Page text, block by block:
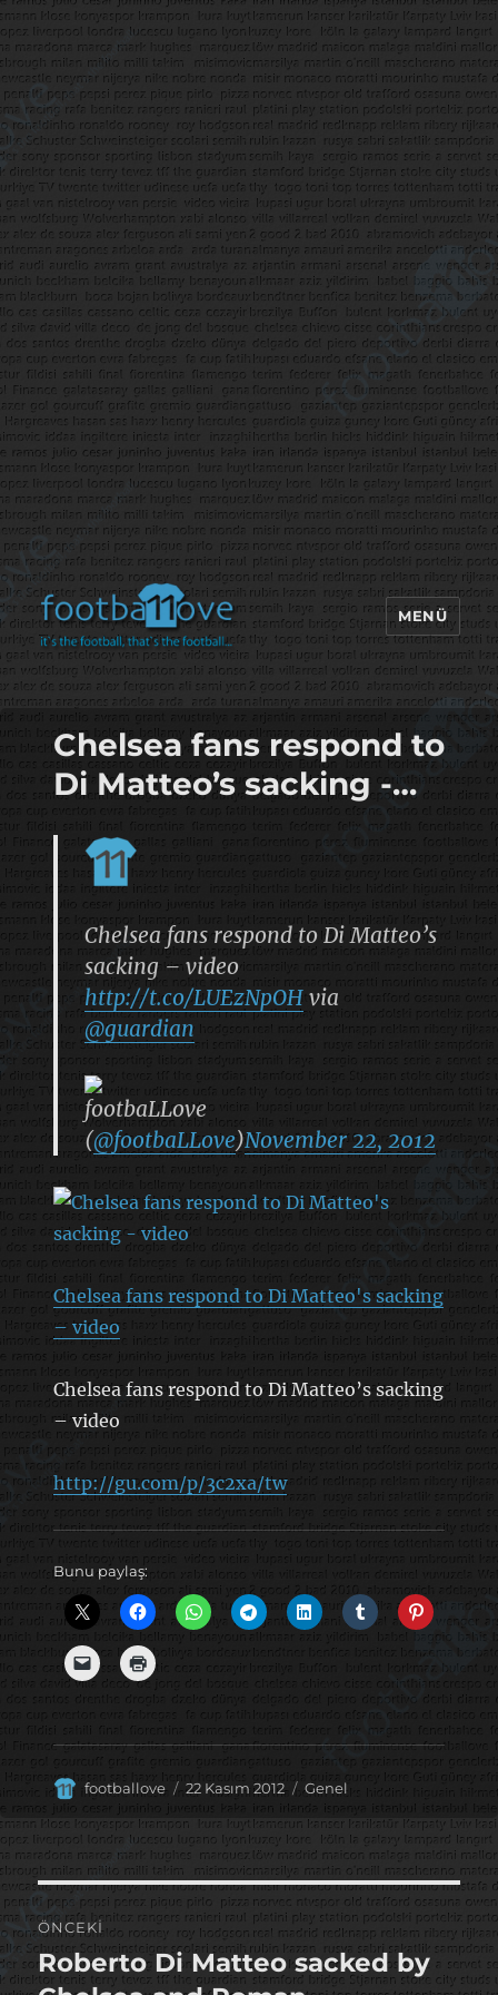
footbaLLove
MENÜ
Chelsea fans respond to
Di Matteo’s sacking -…
Chelsea fans respond to Di Matteo’s
sacking – video
http://t.co/LUEzNpOHvia
@guardian
footbaLLove
(@footbaLLove)November 22, 2012
Chelsea fans respond to Di Matteo's sacking
– video
Chelsea fans respond to Di Matteo’s sacking
– video
http://gu.com/p/3c2xa/tw
Bunu paylaş:
Yazar
footballove
Yayın
tarihi
22 Kasım 2012 Kategoriler
Genel
Yazı
gezinmesi
ÖNCEKI
Önceki
Roberto Di Matteo sacked by